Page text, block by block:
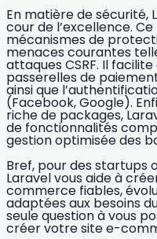
En matière desécurité,
cour de l’excellence.
mécanismes de
menaces courantes
attaques CSRF. Il
passerelles de
ainsi que
(Facebook, Google).
riche de packages,
de fonctionnalités
gestion optimisée des
Bref, pour des startups
Laravel vous aide à
commerce fiables,
adaptées aux besoins
seule question à vous
créer votre site e-